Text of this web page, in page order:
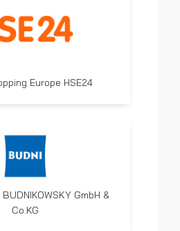
Europe HSE24
GmbH &
Co.KG